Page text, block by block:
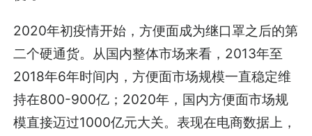
2020年初疫情开始，方便面成为继口罩之后的第
二个硬通货。从国内整体市场来看，2013年至
2018年6年时间内，方便面市场规模一直稳定维
持在800-900亿；2020年，国内方便面市场规
模直接迈过1000亿元大关。表现在电商数据上，